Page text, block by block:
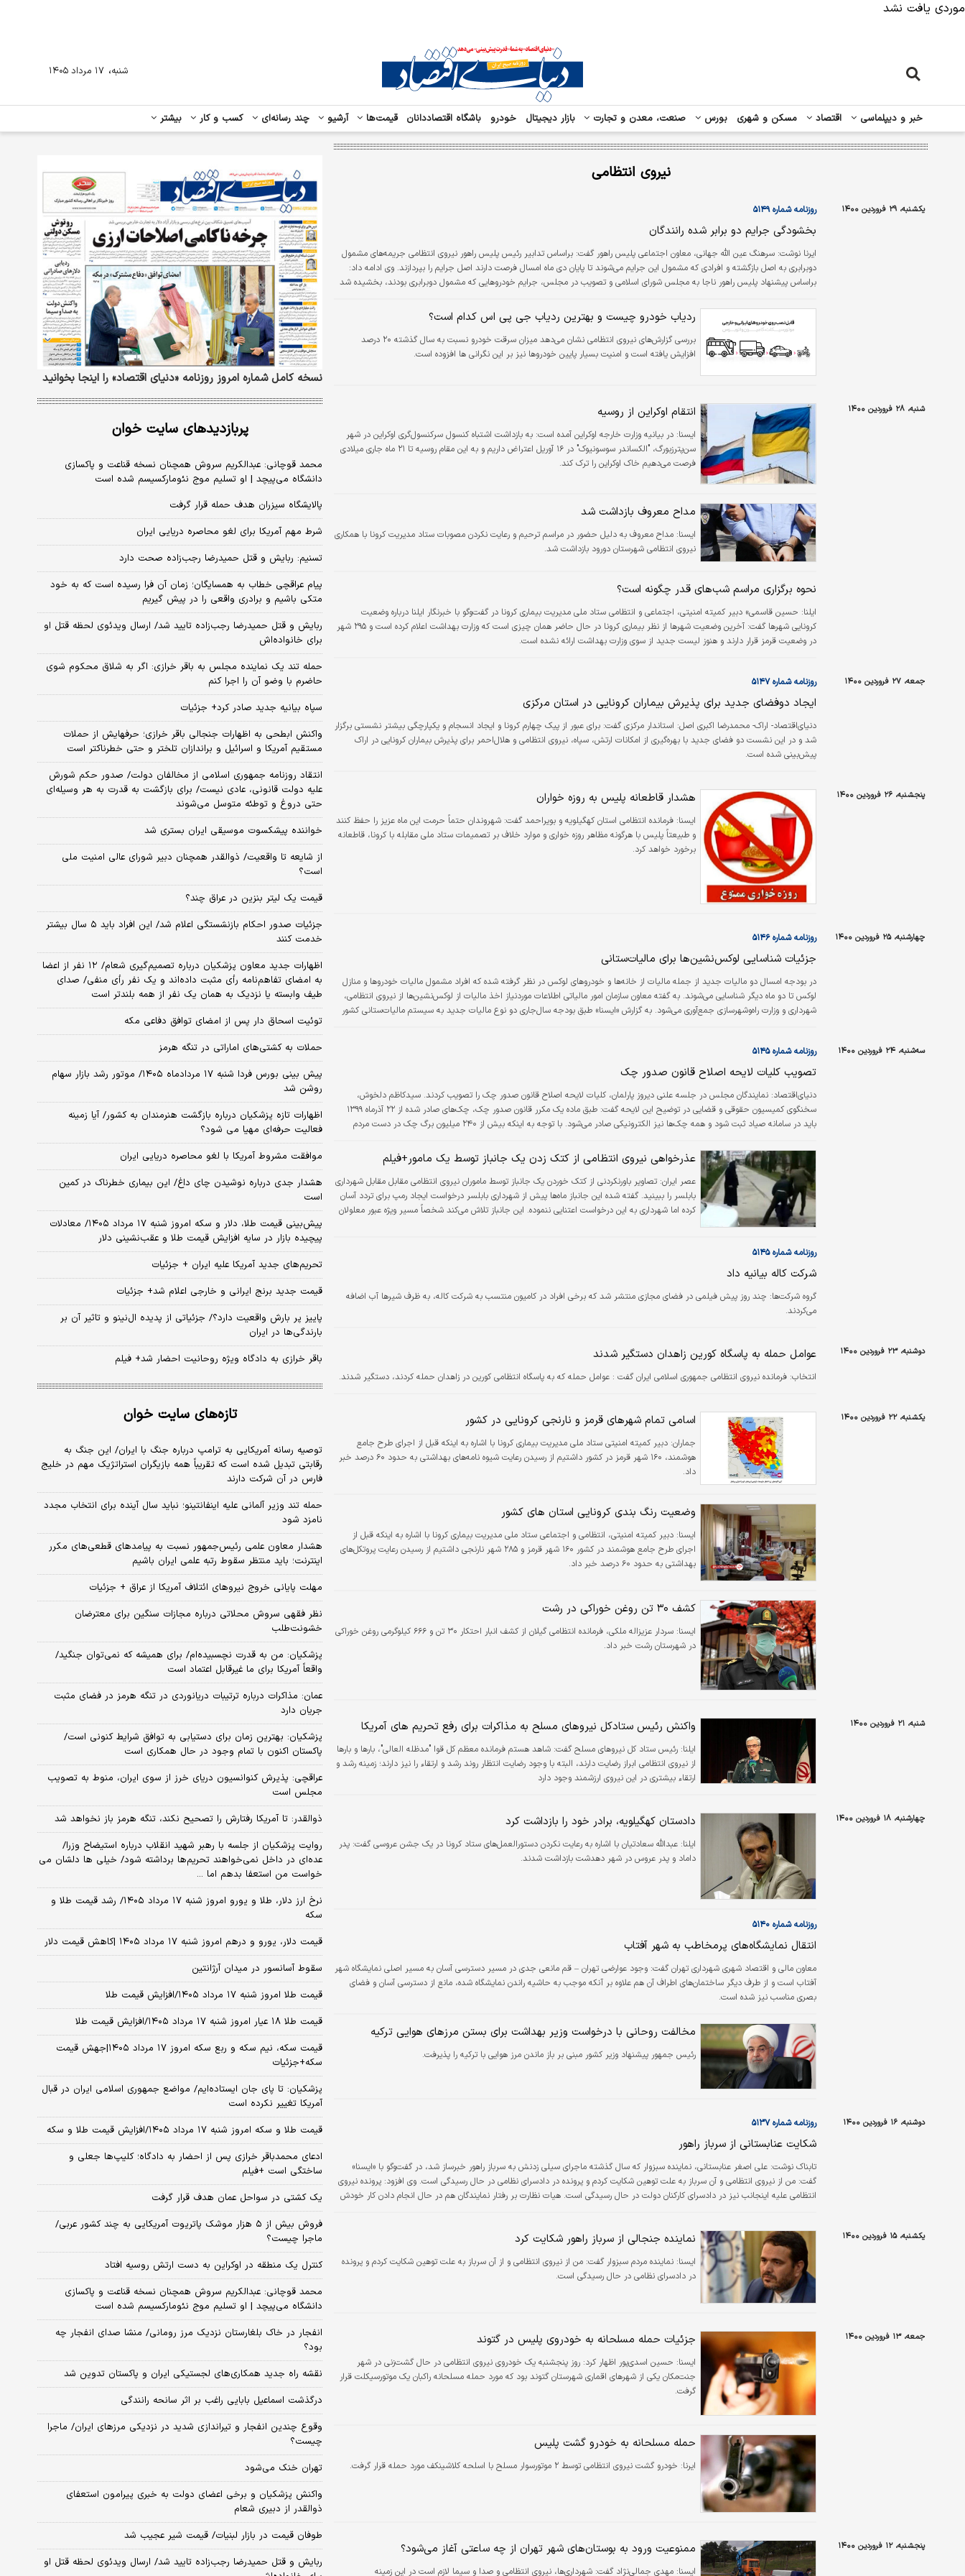
موردی یافت نشد
خبر و دیپلماسی اقتصاد مسکن و شهری بورس صنعت، معدن و تجارت بازار دیجیتال خودرو باشگاه اقتصاددانان قیمت‌ها آرشیو چند رسانه‌ای کسب و کار بیشتر
شنبه، ۱۷ مرداد ۱۴۰۵
نیروی انتظامی
یکشنبه، ۲۹ فروردین ۱۴۰۰ روزنامه شماره ۵۱۴۹
بخشودگی جرایم دو برابر شده رانندگان
ایرنا نوشت: سرهنگ عین الله جهانی، معاون اجتماعی پلیس راهور گفت: براساس تدابیر رئیس پلیس راهور نیروی انتظامی جریمه‌های مشمول
دوبرابری به اصل بازگشته و افرادی که مشمول این جرایم می‌شوند تا‌ پایان دی ماه امسال فرصت دارند اصل جرایم را بپردازند. وی ادامه داد:
براساس پیشنهاد پلیس راهور ناجا به مجلس شورای اسلامی و تصویب در مجلس، جرایم خودروهایی که مشمول دوبرابری بودند، بخشیده شد
ردیاب خودرو چیست و بهترین ردیاب جی پی اس کدام است؟
بررسی گزارش‌های نیروی انتظامی نشان می‌دهد میزان سرقت خودرو نسبت به سال گذشته ۲۰ درصد
افزایش یافته است و امنیت بسیار پایین خودروها نیز بر این نگرانی ها افزوده است.
شنبه، ۲۸ فروردین ۱۴۰۰ انتقام اوکراین از روسیه
ايسنا: در بیانیه وزارت خارجه اوکراین آمده است: به بازداشت اشتباه کنسول سرکنسول‌گری اوکراین در شهر
سن‌پترزبورگ، "الکساندر سوسونیوک" در ۱۶ آوریل اعتراض داریم و به این مقام روسیه تا ۲۱ ماه جاری میلادی
فرصت می‌دهیم خاک اوکراین را ترک کند.
مداح معروف بازداشت شد
ايسنا:
مداح معروف به دلیل حضور در مراسم ترحیم و رعایت نکردن مصوبات ستاد مدیریت کرونا با همکاری
نیروی انتظامی شهرستان دورود بازداشت شد.
نحوه برگزاری مراسم شب‌های قدر چگونه است؟
ایلنا:
حسین قاسمی» دبیر کمیته امنیتی، اجتماعی و انتظامی ستاد ملی مدیریت بیماری کرونا در گفت‌وگو با خبرنگار ایلنا درباره وضعیت
کرونایی شهرها گفت: آخرین وضعیت شهرها از نظر بیماری کرونا در حال حاضر همان چیزی است که وزارت بهداشت اعلام کرده است و ۲۹۵ شهر
در وضعیت قرمز قرار دارند و هنوز لیست جدید از سوی وزارت بهداشت ارائه نشده است.
جمعه، ۲۷ فروردین ۱۴۰۰ روزنامه شماره ۵۱۴۷
ایجاد دوفضای جدید برای پذیرش بیماران کرونایی در استان مرکزی
دنیای‌اقتصاد- اراک- محمدرضا اکبری اصل: استاندار مرکزی گفت: برای عبور از پیک چهارم کرونا و ایجاد انسجام و یکپارچگی بیشتر نشستی برگزار
شد و در این نشست دو فضای جدید با بهره‌گیری از امکانات ارتش، سپاه، نیروی انتظامی و هلال‌احمر برای پذیرش بیماران کرونایی در اراک
پیش‌بینی شده است.
پنجشنبه، ۲۶ فروردین ۱۴۰۰ هشدار قاطعانه پلیس به روزه خواران
ايسنا:
فرمانده انتظامی استان کهگیلویه و بویراحمد گفت: شهروندان حتماً حرمت این ماه عزیز را حفظ کنند
و طبیعتاً پلیس با هرگونه مظاهر روزه خواری و موارد خلاف بر تصمیمات ستاد ملی مقابله با کرونا، قاطعانه
برخورد خواهد کرد.
چهارشنبه، ۲۵ فروردین ۱۴۰۰ روزنامه شماره ۵۱۴۶
جزئیات شناسایی لوکس‌‌نشین‌ها برای مالیات‌ستانی
در بودجه امسال دو مالیات جدید از جمله مالیات از خانه‌ها و خودروهای لوکس در نظر گرفته شده که افراد مشمول مالیات خودروها و منازل
لوکس تا دو ماه دیگر شناسایی می‌شوند. به گفته معاون سازمان امور مالیاتی اطلاعات موردنیاز اخذ مالیات از لوکس‌نشین‌ها از نیروی انتظامی،
شهرداری و وزارت راه‌وشهرسازی جمع‌آوری می‌شود. به گزارش «ایسنا» طبق بودجه سال‌جاری دو نوع مالیات جدید به سیستم مالیات‌ستانی کشور
سه‌شنبه، ۲۴ فروردین ۱۴۰۰ روزنامه شماره ۵۱۴۵
تصویب کلیات لایحه اصلاح قانون صدور چک
دنیای‌اقتصاد: نمایندگان مجلس در جلسه علنی دیروز پارلمان، کلیات لایحه اصلاح قانون صدور چک را تصویب کردند. سیدکاظم دلخوش،
سخنگوی کمیسیون حقوقی و قضایی در توضیح این لایحه گفت: طبق ماده یک مکرر قانون صدور چک، چک‌های صادر شده از ۲۲ آذرماه ۱۳۹۹
باید در سامانه صیاد ثبت شود و همه چک‌ها نیز الکترونیکی صادر می‌شود. با توجه به اینکه بیش از ۲۴۰ میلیون برگ چک در دست مردم
عذرخواهی نیروی انتظامی از کتک زدن یک جانباز توسط یک مامور+فیلم
عصر ایران: تصاویر باورنکردنی از کتک خوردن یک جانباز توسط ماموران نیروی انتظامی مقابل مقابل شهرداری
بابلسر را ببینید. گفته شده این جانباز ماه‌ها پیش از شهرداری بابلسر درخواست ایجاد رمپ برای تردد آسان
کرده اما شهرداری به این درخواست اعتنایی ننموده. این جانباز تلاش می‌کند شخصاً مسیر ویژه عبور معلولان
روزنامه شماره ۵۱۴۵
شرکت کاله بیانیه داد
گروه شرکت‌ها: چند روز پیش فیلمی در فضای مجازی منتشر شد که برخی افراد در کامیون منتسب به شرکت کاله، به ظرف شیرها آب اضافه
می‌کردند.
دوشنبه، ۲۳ فروردین ۱۴۰۰ عوامل حمله به پاسگاه کورین زاهدان دستگیر شدند
انتخاب: فرمانده نیروی انتظامی جمهوری اسلامی ایران گفت : عوامل حمله که به پاسگاه انتظامی کورین در زاهدان حمله کردند، دستگیر شدند.
یکشنبه، ۲۲ فروردین ۱۴۰۰ اسامی تمام شهرهای قرمز و نارنجی کرونایی در کشور
جماران: دبیر کمیته امنیتی ستاد ملی مدیریت بیماری کرونا با اشاره به اینکه قبل از اجرای طرح جامع
هوشمند، ۱۶۰ شهر قرمز در کشور داشتیم از رسیدن رعایت شیوه نامه‌های بهداشتی به حدود ۶۰ درصد خبر
داد.
وضعیت رنگ بندی کرونایی استان های کشور
ایسنا: دبیر کمیته امنیتی، انتظامی و اجتماعی ستاد ملی مدیریت بیماری کرونا با اشاره به اینکه قبل از
اجرای طرح جامع هوشمند در کشور ۱۶۰ شهر قرمز و ۲۸۵ شهر نارنجی داشتیم از رسیدن رعایت پروتکل‌های
بهداشتی به حدود ۶۰ درصد خبر داد.
کشف ۳۰ تن روغن خوراکی در رشت
ايسنا:
سردار عزیزاله ملکی، فرمانده انتظامی گیلان از کشف انبار احتکار ۳۰ تن و ۶۶۶ کیلوگرمی روغن خوراکی
در شهرستان رشت خبر داد.
شنبه، ۲۱ فروردین ۱۴۰۰ واکنش رئیس ستادکل نیروهای مسلح به مذاکرات برای رفع تحریم های آمریکا
ایلنا: رئیس ستاد کل نیروهای مسلح گفت: شاهد هستم فرمانده معظم کل قوا "مدظله العالی"، بارها و بارها
از نیروی انتظامی ابراز رضایت دارند، البته با وجود رضایت انتظار روند رشد و ارتقاء را نیز دارند؛ زمینه رشد و
ارتقاء بیشتری در این نیروی ارزشمند وجود دارد
چهارشنبه، ۱۸ فروردین ۱۴۰۰ دادستان کهگیلویه، برادر خود را بازداشت کرد
ایلنا: عبدالله سعادتیان با اشاره به رعایت نکردن دستورالعمل‌های ستاد کرونا در یک جشن عروسی گفت: پدر
داماد و پدر عروس در شهر دهدشت بازداشت شدند.
روزنامه شماره ۵۱۴۰
انتقال نمایشگاه‌های پرمخاطب به شهر آفتاب
معاون مالی و اقتصاد شهری شهرداری تهران گفت: وجود عوارضی تهران – قم مانعی جدی در مسیر دسترسی آسان به مسیر اصلی نمایشگاه شهر
آفتاب است و از طرف دیگر ساختمان‌های اطراف آن هم علاوه بر آنکه موجب به حاشیه راندن نمایشگاه شده، مانع از دسترسی آسان و فضای
بصری مناسب نیز شده است.
مخالفت روحانی با درخواست وزیر بهداشت برای بستن مرزهای هوایی ترکیه
رئیس جمهور پیشنهاد وزیر کشور مبنی بر باز ماندن مرز هوایی با ترکیه را پذیرفت.
دوشنبه، ۱۶ فروردین ۱۴۰۰ روزنامه شماره ۵۱۳۷
شکایت عنابستانی از سرباز راهور
تابناک نوشت: علی اصغر عنابستانی، نماینده سبزوار که سال گذشته ماجرای سیلی زدنش به سرباز راهور خبرساز شد، در گفت‌وگو با «ایسنا»
گفت: من از نیروی انتظامی و آن سرباز به علت توهین شکایت کردم و پرونده در دادسرای نظامی در حال رسیدگی است. وی افزود: پرونده نیروی
انتظامی علیه اینجانب نیز در دادسرای کارکنان دولت در حال رسیدگی است. هیات نظارت بر رفتار نمایندگان هم در حال انجام دادن کار خودش
یکشنبه، ۱۵ فروردین ۱۴۰۰ نماینده جنجالی از سرباز راهور شکایت کرد
ايسنا: نماینده مردم سبزوار گفت: من از نیروی انتظامی و از آن سرباز به علت توهین شکایت کردم و پرونده
در دادسرای نظامی در حال رسیدگی است.
جمعه، ۱۳ فروردین ۱۴۰۰ جزئیات حمله مسلحانه به خودروی پلیس در گتوند
ايسنا: حسین اسدی‌پور اظهار کرد: روز پنجشنبه یک خودروی نیروی انتظامی در حال گشت‌زنی در شهر
جنت‌مکان یکی از شهرهای اقماری شهرستان گتوند بود که مورد حمله مسلحانه راکبان یک موتورسیکلت قرار
گرفت.
حمله مسلحانه به خودرو گشت پلیس
ایرنا: خودرو گشت نیروی انتظامی توسط ۲ موتورسوار مسلح با اسلحه کلاشینکف مورد حمله قرار گرفت.
پنجشنبه، ۱۲ فروردین ۱۴۰۰ ممنوعیت ورود به بوستان‌های شهر تهران از چه ساعتی آغاز می‌شود؟
ايسنا: مهدی جمالی‌نژاد گفت: شهرداری‌ها، نیروی انتظامی و صدا و سیما لازم است در این زمینه
نسخه کامل شماره امروز روزنامه «دنیای‌ اقتصاد» را اینجا بخوانید
پربازدیدهای سایت خوان
محمد قوچانی: عبدالکریم سروش همچنان نسخه قناعت و پاکسازی
دانشگاه می‌پیچد | او تسلیم موج نئومارکسیسم شده است
پالایشگاه سیزران هدف حمله قرار گرفت
شرط مهم آمریکا برای لغو محاصره دریایی ایران
تسنیم: ربایش و قتل حمیدرضا رجب‌زاده صحت دارد
پیام عراقچی خطاب به همسایگان؛ زمان آن فرا رسیده است که به خود
متکی باشیم و برادری واقعی را در پیش گیریم
ربایش و قتل حمیدرضا رجب‌زاده تایید شد/ ارسال ویدئوی لحظه قتل او
برای خانواده‌اش
حمله تند یک نماینده مجلس به باقر خرازی: اگر به شلاق محکوم شوی
حاضرم با وضو آن را اجرا کنم
سپاه بیانیه جدید صادر کرد+ جزئیات
واکنش ابطحی به اظهارات جنجالی باقر خرازی؛ حرفهایش از حملات
مستقیم آمریکا و اسرائیل و براندازان تلختر و حتی خطرناکتر است
انتقاد روزنامه جمهوری اسلامی از مخالفان دولت/ صدور حکم شورش
علیه دولت قانونی، عادی نیست/ برای بازگشت به قدرت به هر وسیله‌ای
حتی دروغ و توطئه متوسل می‌شوند
خواننده پیشکسوت موسیقی ایران بستری شد
از شایعه تا واقعیت/ ذوالقدر همچنان دبیر شورای ‌عالی امنیت ملی
است؟
قیمت یک لیتر بنزین در عراق چند؟
جزئیات صدور احکام بازنشستگی اعلام شد/ این افراد باید ۵ سال بیشتر
خدمت کنند
اظهارات جدید معاون پزشکیان درباره تصمیم‌گیری شعام/ ۱۲ نفر از اعضا
به امضای تفاهم‌نامه رأی مثبت داده‌اند و یک نفر رأی منفی/ صدای
طیف وابسته یا نزدیک به همان یک نفر از همه بلندتر است
توئیت اسحاق دار پس از امضای توافق دفاعی مکه
حملات به کشتی‌های اماراتی در تنگه هرمز
پیش بینی بورس فردا شنبه ۱۷ مردادماه ۱۴۰۵/ موتور رشد بازار سهام
روشن شد
اظهارات تازه پزشکیان درباره بازگشت هنرمندان به کشور/ آیا زمینه
فعالیت حرفه‌ای مهیا می شود؟
موافقت مشروط آمریکا با لغو محاصره دریایی ایران
هشدار جدی درباره نوشیدن چای داغ/ این بیماری خطرناک در کمین
است
پیش‌بینی قیمت طلا، دلار و سکه امروز شنبه ۱۷ مرداد ۱۴۰۵/ معادلات
پیچیده بازار در سایه افزایش قیمت طلا و عقب‌نشینی دلار
تحریم‌های جدید آمریکا علیه ایران + جزئیات
قیمت جدید برنج ایرانی و خارجی اعلام شد+ جزئیات
پاییز پر بارش واقعیت دارد؟/ جزئیاتی از پدیده ال‌نینو و تاثیر آن بر
بارندگی‌ها در ایران
باقر خرازی به دادگاه ویژه روحانیت احضار شد+ فیلم
تازه‌های سایت خوان
توصیه رسانه آمریکایی به ترامپ درباره جنگ با ایران/ این جنگ به
رقابتی تبدیل شده است که تقریباً همه بازیگران استراتژیک مهم در خلیج
فارس در آن شرکت دارند
حمله تند وزیر آلمانی علیه اینفانتینو؛ نباید سال آینده برای انتخاب مجدد
نامزد شود
هشدار معاون علمی رئیس‌جمهور نسبت به پیامدهای قطعی‌های مکرر
اینترنت؛ باید منتظر سقوط رتبه علمی ایران باشیم
مهلت پایانی خروج نیروهای ائتلاف آمریکا از عراق + جزئیات
نظر فقهی سروش محلاتی درباره مجازات سنگین برای معترضان
خشونت‌طلب
پزشکیان: من به قدرت نچسبیده‌ام/ برای همیشه که نمی‌توان جنگید/
واقعاً آمریکا برای ما غیرقابل اعتماد است
عمان: مذاکرات درباره ترتیبات دریانوردی در تنگه هرمز در فضای مثبت
جریان دارد
پزشکیان‌: بهترین زمان برای دستیابی به توافق شرایط کنونی است/
پاکستان اکنون با تمام وجود در حال همکاری است
عراقچی: پذیرش کنوانسیون دریای خرز از سوی ایران، منوط به تصویب
مجلس است
ذوالقدر: تا آمریکا رفتارش را تصحیح نکند، تنگه هرمز باز نخواهد شد
روایت پزشکیان از جلسه با رهبر شهید انقلاب درباره استیضاح وزرا/
عده‌ای در داخل نمی‌خواهند تحریم‌ها برداشته شود/ خیلی ها دلشان می
خواست من استعفا بدهم اما ...
نرخ ارز دلار، طلا و یورو امروز شنبه ۱۷ مرداد ۱۴۰۵/ رشد قیمت طلا و
سکه
قیمت دلار، یورو و درهم امروز شنبه ۱۷ مرداد ۱۴۰۵ |کاهش قیمت دلار
سقوط آسانسور در میدان آرژانتین
قیمت طلا امروز شنبه ۱۷ مرداد ۱۴۰۵/افزایش قیمت طلا
قیمت طلا ۱۸ عیار امروز شنبه ۱۷ مرداد ۱۴۰۵/افزایش قیمت طلا
قیمت سکه، نیم سکه و ربع سکه امروز ۱۷ مرداد ۱۴۰۵|جهش قیمت
سکه+جزئیات
پزشکیان: تا پای جان ایستاده‌ایم/ مواضع جمهوری اسلامی ایران در قبال
آمریکا تغییر نکرده است
قیمت طلا و سکه امروز شنبه ۱۷ مرداد ۱۴۰۵/افزایش قیمت طلا و سکه
ادعای محمدباقر خرازی پس از احضار به دادگاه؛ کلیپ‌ها جعلی و
ساختگی است +فیلم
یک کشتی در سواحل عمان هدف قرار گرفت
فروش بیش از ۵ هزار موشک پاتریوت آمریکایی به چند کشور عربی/
ماجرا چیست؟
کنترل یک منطقه در اوکراین به دست ارتش روسیه افتاد
محمد قوچانی: عبدالکریم سروش همچنان نسخه قناعت و پاکسازی
دانشگاه می‌پیچد | او تسلیم موج نئومارکسیسم شده است
انفجار در خاک بلغارستان نزدیک مرز رومانی/ منشا صدای انفجار چه
بود؟
نقشه راه جدید همکاری‌های لجستیکی ایران و پاکستان تدوین شد
درگذشت اسماعیل بابایی راغب بر اثر سانحه رانندگی
وقوع چندین انفجار و تیراندازی شدید در نزدیکی مرز‌های ایران/ ماجرا
چیست؟
تهران خنک می‌شود
واکنش پزشکیان و برخی اعضای دولت به خبری پیرامون استعفای
ذوالقدر از دبیری شعام
طوفان قیمت در بازار لبنیات/ قیمت شیر عجیب شد
ربایش و قتل حمیدرضا رجب‌زاده تایید شد/ ارسال ویدئوی لحظه قتل او